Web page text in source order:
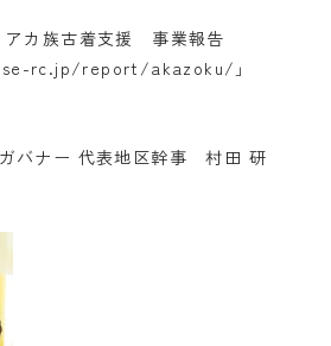
アカ族古着支援 事業報告
rc.jp/report/akazoku/ 」
バナー 代表地区幹事 村田 研